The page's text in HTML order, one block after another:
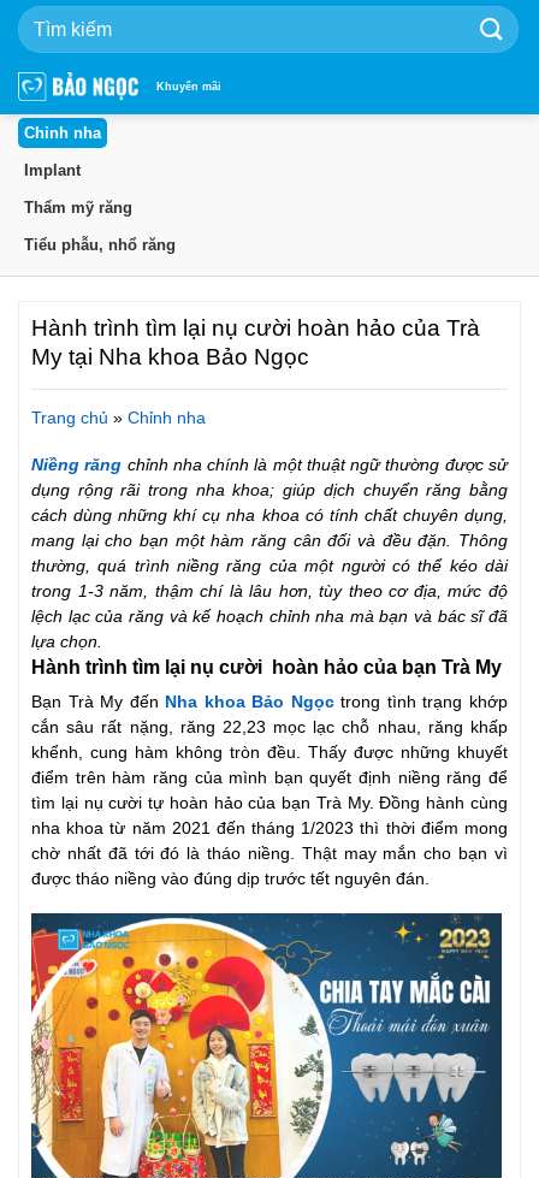
qua
dung
Khuyến mãi
Chỉnh nha
Implant
Thẩm mỹ răng
Tiểu phẫu, nhổ răng
Hành trình tìm lại nụ cười hoàn hảo của Trà
My tại Nha khoa Bảo Ngọc
Trang chủ » Chỉnh nha
Niềng răng chỉnh nha chính là một thuật ngữ thường được sử
dụng rộng rãi trong nha khoa; giúp dịch chuyển răng bằng
cách dùng những khí cụ nha khoa có tính chất chuyên dụng,
mang lại cho bạn một hàm răng cân đối và đều đặn. Thông
thường, quá trình niềng răng của một người có thể kéo dài
trong 1-3 năm, thậm chí là lâu hơn, tùy theo cơ địa, mức độ
lệch lạc của răng và kế hoạch chỉnh nha mà bạn và bác sĩ đã
lựa chọn.
Hành trình tìm lại nụ cười hoàn hảo của bạn Trà My
Bạn Trà My đến Nha khoa Bảo Ngọc trong tình trạng khớp
cắn sâu rất nặng, răng 22,23 mọc lạc chỗ nhau, răng khấp
khểnh, cung hàm không tròn đều. Thấy được những khuyết
điểm trên hàm răng của mình bạn quyết định niềng răng để
tìm lại nụ cười tự hoàn hảo của bạn Trà My. Đồng hành cùng
nha khoa từ năm 2021 đến tháng 1/2023 thì thời điểm mong
chờ nhất đã tới đó là tháo niềng. Thật may mắn cho bạn vì
được tháo niềng vào đúng dịp trước tết nguyên đán.